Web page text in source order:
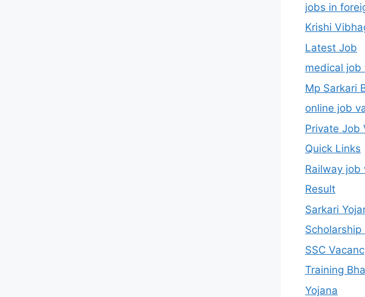
jobs in
Krishi
Latest Job
medical job
Mp Sarkari
online job
Private Job
Quick Links
Railway job
Result
Sarkari
SSC
Training
Yojana